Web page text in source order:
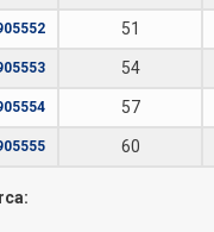
51
54
57
60